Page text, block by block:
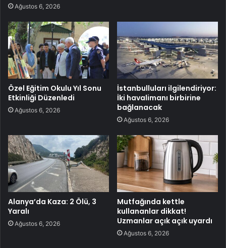
Ağustos 6, 2026
Özel Eğitim Okulu Yıl Sonu
Etkinliği Düzenledi
Ağustos 6, 2026
İstanbulluları ilgilendiriyor:
İki havalimanı birbirine
bağlanacak
Ağustos 6, 2026
Alanya’da Kaza: 2 Ölü, 3
Yaralı
Ağustos 6, 2026
Mutfağında kettle
kullananlar dikkat!
Uzmanlar açık açık uyardı
Ağustos 6, 2026